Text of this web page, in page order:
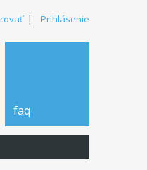
| Prihlásenie
faq